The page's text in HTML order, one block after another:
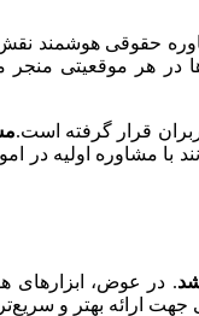
حقوقی هوشمند نقش
در هر موقعیتی
قرار گرفته است.
با مشاوره اولیه
. در عوض، ابزارهای
ارائه بهتر و